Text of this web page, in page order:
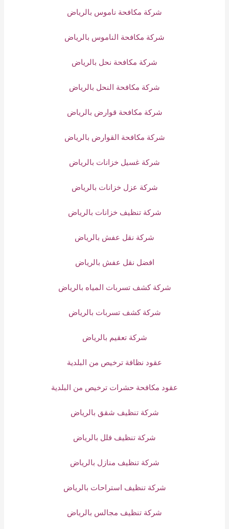
شركة مكافحة ناموس بالرياض
شركة مكافحة الناموس بالرياض
شركة مكافحة نحل بالرياض
شركة مكافحة النحل بالرياض
شركة مكافحة قوارض بالرياض
شركة مكافحة القوارض بالرياض
شركة غسيل خزانات بالرياض
شركة عزل خزانات بالرياض
شركة تنظيف خزانات بالرياض
شركة نقل عفش بالرياض
افضل نقل عفش بالرياض
شركة كشف تسربات المياه بالرياض
شركة كشف تسربات بالرياض
شركة تعقيم بالرياض
عقود نظافة ترخيص من البلدية
عقود مكافحة حشرات ترخيص من البلدية
شركة تنظيف شقق بالرياض
شركة تنظيف فلل بالرياض
شركة تنظيف منازل بالرياض
شركة تنظيف استراحات بالرياض
شركة تنظيف مجالس بالرياض